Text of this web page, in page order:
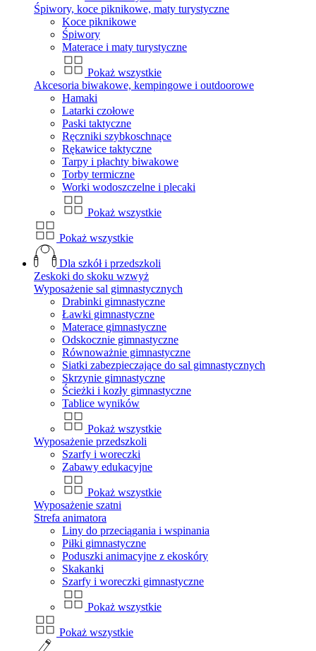
Śpiwory, koce piknikowe, maty turystyczne
Koce piknikowe
Śpiwory
Materace i maty turystyczne
Pokaż wszystkie
Akcesoria biwakowe, kempingowe i outdoorowe
Hamaki
Latarki czołowe
Paski taktyczne
Ręczniki szybkoschnące
Rękawice taktyczne
Tarpy i płachty biwakowe
Torby termiczne
Worki wodoszczelne i plecaki
Pokaż wszystkie
Pokaż wszystkie
Dla szkół i przedszkoli
Zeskoki do skoku wzwyż
Wyposażenie sal gimnastycznych
Drabinki gimnastyczne
Ławki gimnastyczne
Materace gimnastyczne
Odskocznie gimnastyczne
Równoważnie gimnastyczne
Siatki zabezpieczające do sal gimnastycznych
Skrzynie gimnastyczne
Ścieżki i kozły gimnastyczne
Tablice wyników
Pokaż wszystkie
Wyposażenie przedszkoli
Szarfy i woreczki
Zabawy edukacyjne
Pokaż wszystkie
Wyposażenie szatni
Strefa animatora
Liny do przeciągania i wspinania
Piłki gimnastyczne
Poduszki animacyjne z ekoskóry
Skakanki
Szarfy i woreczki gimnastyczne
Pokaż wszystkie
Pokaż wszystkie